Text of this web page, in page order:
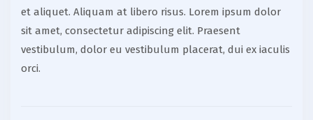
et aliquet. Aliquam at libero risus. Lorem ipsum dolor
sit amet, consectetur adipiscing elit. Praesent
vestibulum, dolor eu vestibulum placerat, dui ex iaculis
orci.